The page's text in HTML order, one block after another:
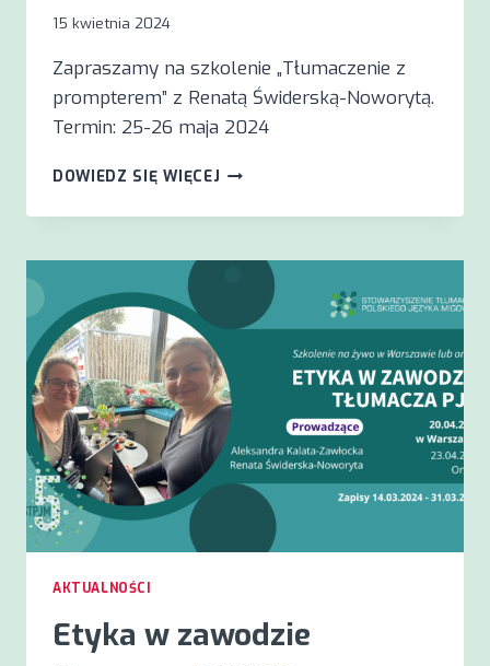
15 kwietnia 2024
Zapraszamy na szkolenie „Tłumaczenie z
prompterem” z Renatą Świderską-Noworytą.
Termin: 25-26 maja 2024
DOWIEDZ SIĘ WIĘCEJ ?️?
Z
AKTUALNOŚCI
Etyka w zawodzie